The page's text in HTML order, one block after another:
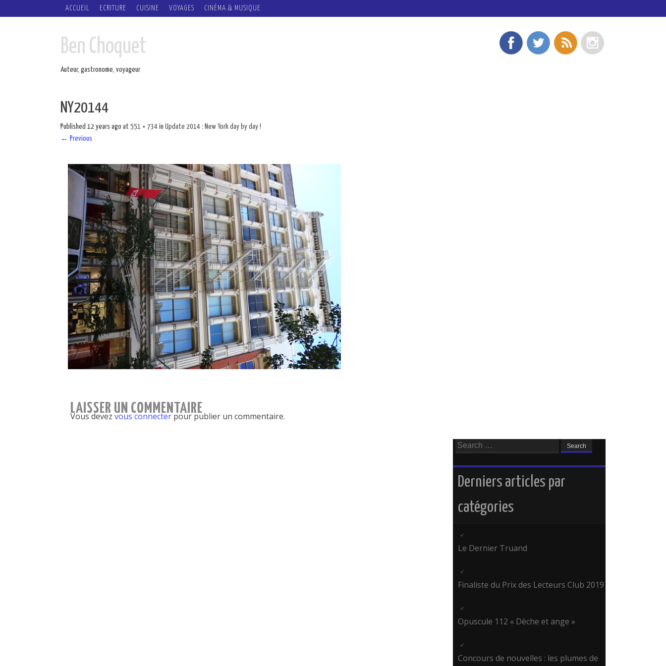
SKIP
ACCUEIL ECRITURE CUISINE VOYAGES CINÉMA & MUSIQUE
Ben Choquet
Auteur, gastronome, voyageur
NY20144
Published 12 years ago at 551 × 734 in Update 2014 : New York day by day !
← Previous
LAISSER UN COMMENTAIRE
Vous devez vous connecterpour publier un commentaire.
Search
for:
Derniers articles par
catégories
Le Dernier Truand
Finaliste du Prix des Lecteurs Club 2019
Opuscule 112 « Dèche et ange »
Concours de nouvelles : les plumes de